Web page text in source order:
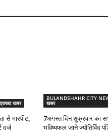
खबर
से मारपीट,
दर्ज
BULANDSHAHR CITY
खबर
7अगस्त दिन शुक्रवार का
भविष्यफल जाने ज्योतिर्विद